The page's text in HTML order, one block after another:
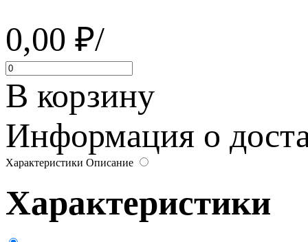
0,00 ₽/
В корзину
Информация о
Характеристики Описание
Характеристики